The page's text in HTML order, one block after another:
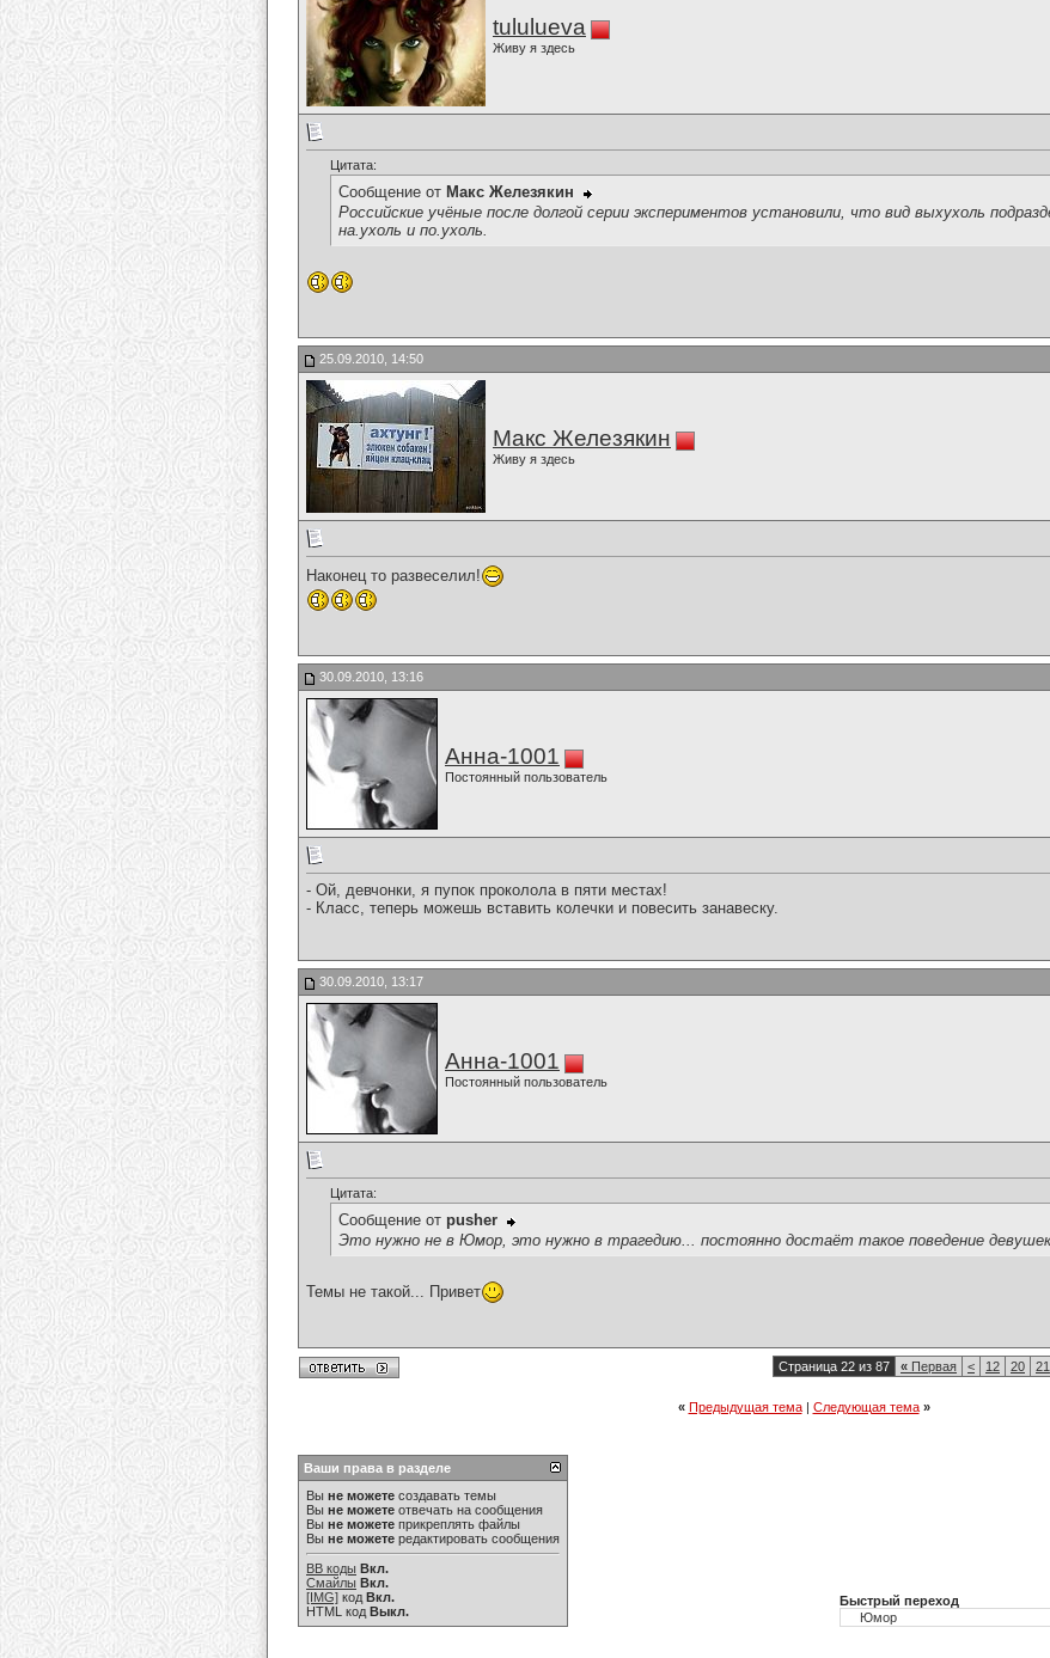
tululueva
Живу я здесь
Цитата:
Сообщение от Макс Железякин
Российские учёные после долгой серии экспериментов установили, что вид выхухоль
на.ухоль и по.ухоль.
25.09.2010, 14:50
Макс Железякин
Живу я здесь
Наконец то развеселил!
30.09.2010, 13:16
Анна-1001
Постоянный пользователь
- Ой, девчонки, я пупок проколола в пяти местах!
- Класс, теперь можешь вставить колечки и повесить занавеску.
30.09.2010, 13:17
Анна-1001
Постоянный пользователь
Цитата:
Сообщение от pusher
Это нужно не в Юмор, это нужно в трагедию... постоянно достаёт такое поведение
Темы не такой... Привет
Страница 22 из 87 « Первая < 12 20 21
« Предыдущая тема| Следующая тема »
Ваши права в разделе
Вы не можете создавать темы
Вы не можете отвечать на сообщения
Вы не можете прикреплять файлы
Вы не можете редактировать сообщения
BB коды Вкл.
Смайлы Вкл.
[IMG] код Вкл.
HTML код Выкл.
Быстрый переход